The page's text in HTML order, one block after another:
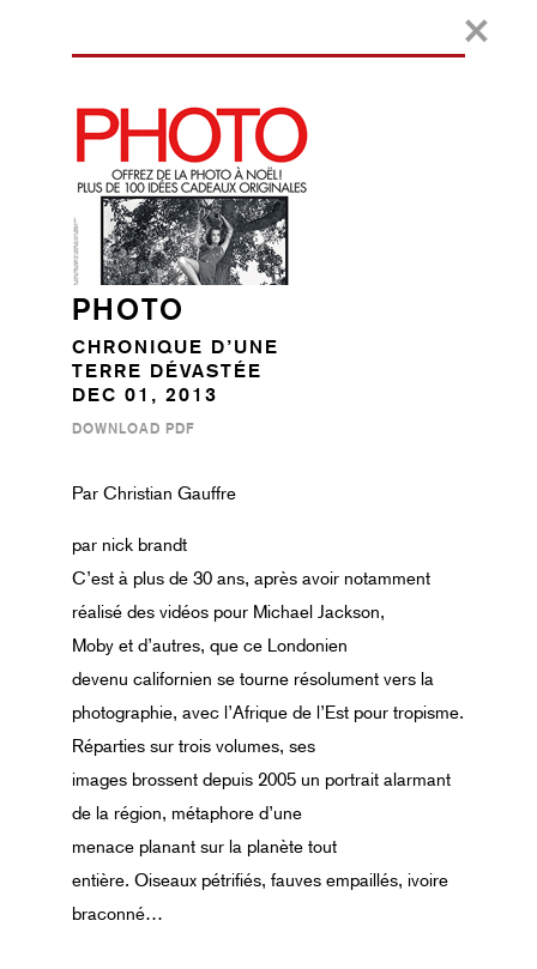
PHOTO
CHRONIQUE D’UNE
TERRE DÉVASTÉE
DEC 01, 2013
DOWNLOAD PDF
Par Christian Gauffre
par nick brandt
C’est à plus de 30 ans, après avoir notamment
réalisé des vidéos pour Michael Jackson,
Moby et d’autres, que ce Londonien
devenu californien se tourne résolument vers la
photographie, avec l’Afrique de l’Est pour tropisme.
Réparties sur trois volumes, ses
images brossent depuis 2005 un portrait alarmant
de la région, métaphore d’une
menace planant sur la planète tout
entière. Oiseaux pétrifiés, fauves empaillés, ivoire
braconné…